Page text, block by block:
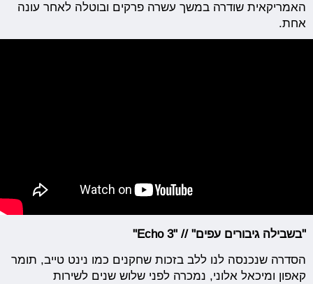
האמריקאית שודרה במשך עשרה פרקים ובוטלה לאחר עונה
אחת.
"בשבילה גיבורים עפים" // "Echo 3"
הסדרה שנכנסה לנו ללב בזכות שחקנים כמו נינט טייב, תומר
קאפון ומיכאל אלוני, נמכרה לפני שלוש שנים לשירות